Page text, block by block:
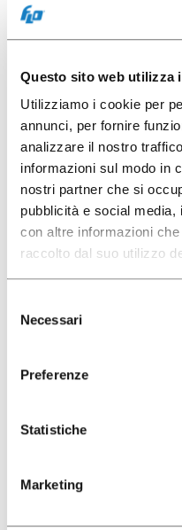
Questo sito web utilizza
Utilizziamo i cookie per
annunci, per fornire
analizzare il nostro
informazioni sul modo in
nostri partner che si
pubblicità e social media,
con altre informazioni
raccolto dal suo utilizzo
delNecessari
Preferenze
Statistiche
Marketing
Packaging
Scarica foto